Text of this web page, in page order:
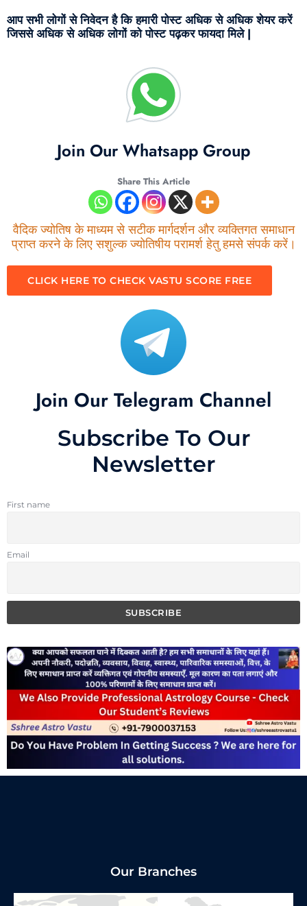
आप सभी लोगों से निवेदन है कि हमारी पोस्ट अधिक से अधिक शेयर करें
जिससे अधिक से अधिक लोगों को पोस्ट पढ़कर फायदा मिले |
Join Our Whatsapp Group
Share This Article
वैदिक ज्योतिष के माध्यम से सटीक मार्गदर्शन और व्यक्तिगत समाधान
प्राप्त करने के लिए सशुल्क ज्योतिषीय परामर्श हेतु हमसे संपर्क करें।
CLICK HERE TO CHECK VASTU SCORE FREE
Join Our Telegram Channel
Subscribe To Our
Newsletter
First name
Email
Our Branches